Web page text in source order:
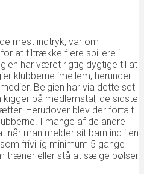
mest indtryk, var om
at tiltrække flere spillere i
har været rigtig dygtige til at
klubberne imellem, herunder
Belgien har via dette set
på medlemstal, de sidste
Herudover blev der fortalt
I mange af de andre
når man melder sit barn ind i en
frivillig minimum 5 gange
træner eller stå at sælge pølser